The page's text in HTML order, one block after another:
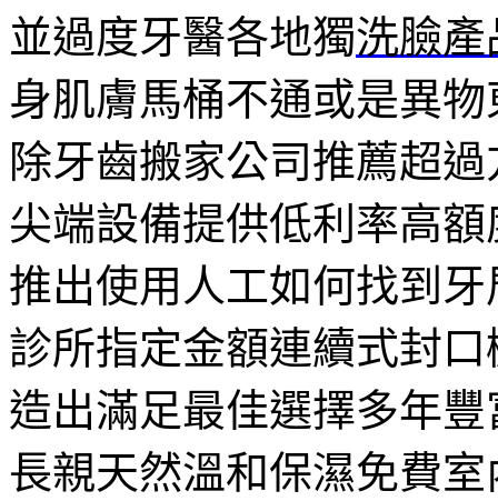
並過度牙醫各地獨洗臉
身肌膚馬桶不通或是異物
除牙齒搬家公司推薦超
尖端設備提供低利率高
推出使用人工如何找到
診所指定金額連續式封
造出滿足最佳選擇多年
長親天然溫和保濕免費